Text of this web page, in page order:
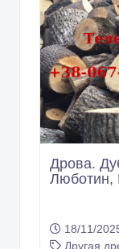
Дрова.
Люботин,
18/11/
Другая